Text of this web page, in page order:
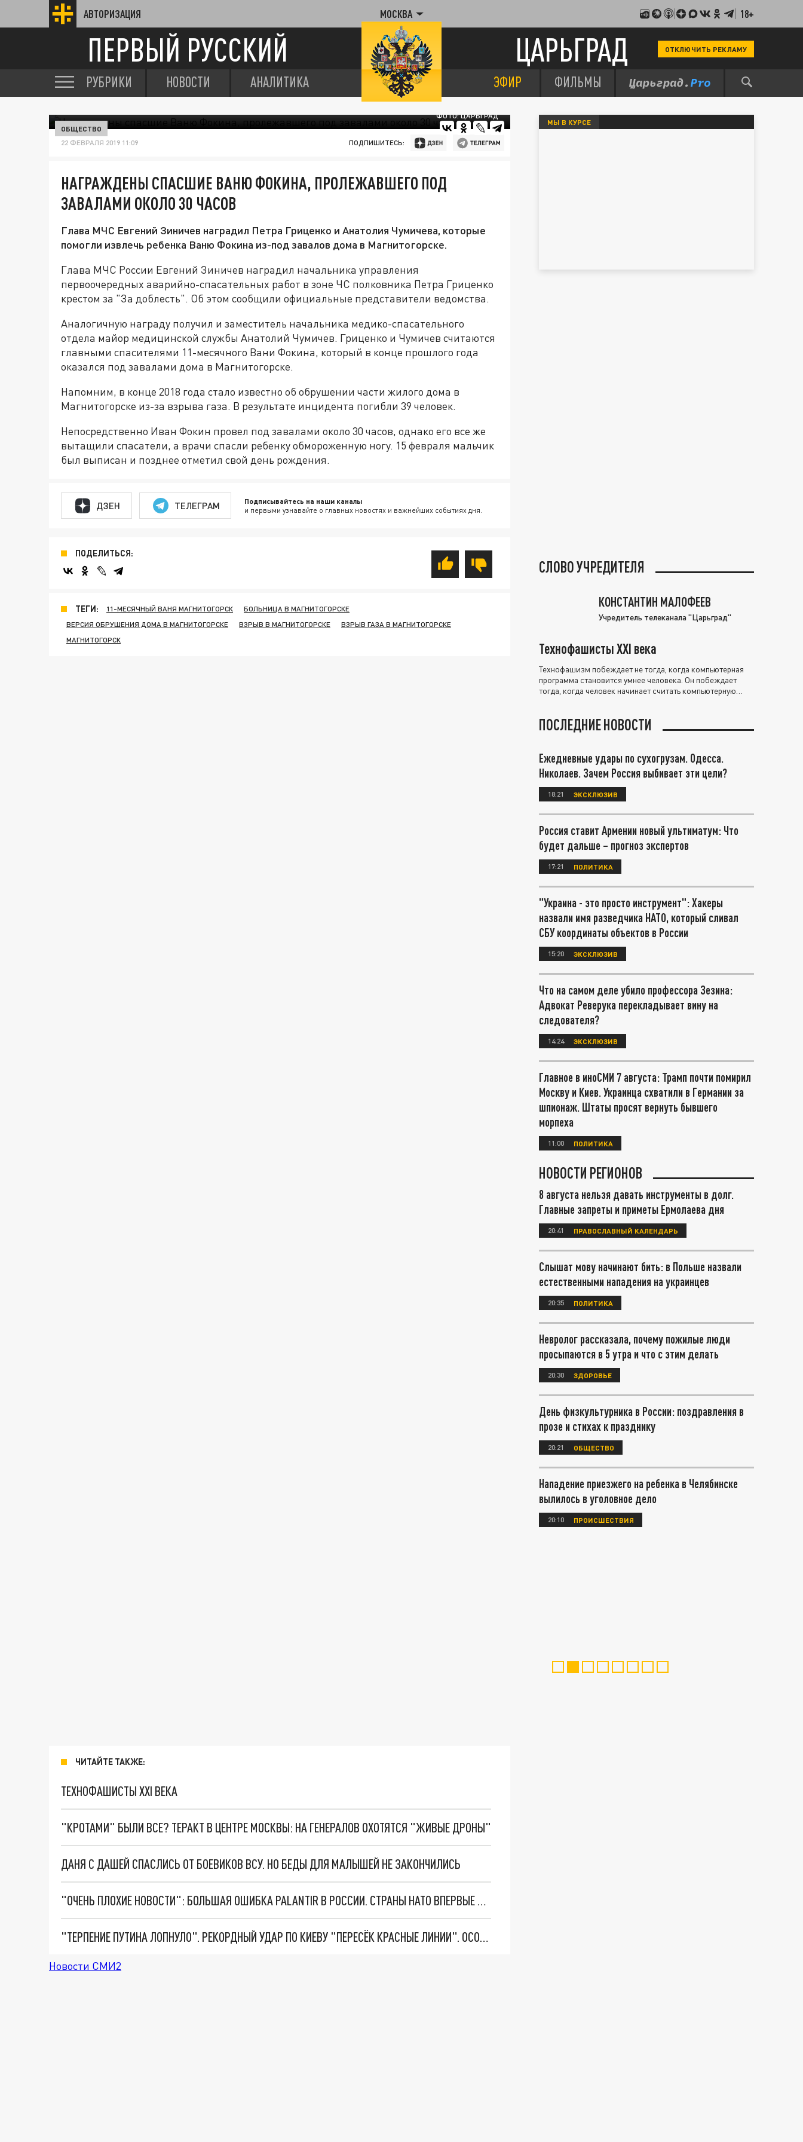
АВТОРИЗАЦИЯ МОСКВА 18+
ПЕРВЫЙ РУССКИЙ ЦАРЬГРАД ОТКЛЮЧИТЬ РЕКЛАМУ
РУБРИКИ НОВОСТИ АНАЛИТИКА ЭФИР ФИЛЬМЫ
ФОТО: ЦАРЬГРАД
ОБЩЕСТВО
22 ФЕВРАЛЯ 2019 11:09 ПОДПИШИТЕСЬ:
НАГРАЖДЕНЫ СПАСШИЕ ВАНЮ ФОКИНА, ПРОЛЕЖАВШЕГО ПОД
ЗАВАЛАМИ ОКОЛО 30 ЧАСОВ
Глава МЧС Евгений Зиничев наградил Петра Гриценко и Анатолия Чумичева, которые
помогли извлечь ребенка Ваню Фокина из-под завалов дома в Магнитогорске.
Глава МЧС России Евгений Зиничев наградил начальника управления
первоочередных аварийно-спасательных работ в зоне ЧС полковника Петра Гриценко
крестом за "За доблесть". Об этом сообщили официальные представители ведомства.
Аналогичную награду получил и заместитель начальника медико-спасательного
отдела майор медицинской службы Анатолий Чумичев. Гриценко и Чумичев считаются
главными спасителями 11-месячного Вани Фокина, который в конце прошлого года
оказался под завалами дома в Магнитогорске.
Напомним, в конце 2018 года стало известно об обрушении части жилого дома в
Магнитогорске из-за взрыва газа. В результате инцидента погибли 39 человек.
Непосредственно Иван Фокин провел под завалами около 30 часов, однако его все же
вытащили спасатели, а врачи спасли ребенку обмороженную ногу. 15 февраля мальчик
был выписан и позднее отметил свой день рождения.
ДЗЕН ТЕЛЕГРАМ Подписывайтесь на наши каналы
и первыми узнавайте о главных новостях и важнейших событиях дня.
ПОДЕЛИТЬСЯ:
ТЕГИ: 11-МЕСЯЧНЫЙ ВАНЯ МАГНИТОГОРСК
БОЛЬНИЦА В МАГНИТОГОРСКЕ
ВЕРСИЯ ОБРУШЕНИЯ ДОМА В МАГНИТОГОРСКЕ
ВЗРЫВ В МАГНИТОГОРСКЕ
ВЗРЫВ ГАЗА В МАГНИТОГОРСКЕ
МАГНИТОГОРСК
ЧИТАЙТЕ ТАКЖЕ:
ТЕХНОФАШИСТЫ XXI ВЕКА
"КРОТАМИ" БЫЛИ ВСЕ? ТЕРАКТ В ЦЕНТРЕ МОСКВЫ: НА ГЕНЕРАЛОВ ОХОТЯТСЯ "ЖИВЫЕ ДРОНЫ"
ДАНЯ С ДАШЕЙ СПАСЛИСЬ ОТ БОЕВИКОВ ВСУ. НО БЕДЫ ДЛЯ МАЛЫШЕЙ НЕ ЗАКОНЧИЛИСЬ
"ОЧЕНЬ ПЛОХИЕ НОВОСТИ": БОЛЬШАЯ ОШИБКА PALANTIR В РОССИИ. СТРАНЫ НАТО ВПЕРВЫЕ ЗА СВО ОСТАНОВИЛИ ПОСТАВКИ ОРУЖИЯ. ВСУ ТЕРЯЮТ ПРИГРАНИЧЬЕ?
"ТЕРПЕНИЕ ПУТИНА ЛОПНУЛО". РЕКОРДНЫЙ УДАР ПО КИЕВУ "ПЕРЕСЁК КРАСНЫЕ ЛИНИИ". ОСОБЫЕ СПЕЦЫ КНДР НА ЛБС? ТАЙНЫЕ ПЕРЕГОВОРЫ ЕВРОПЫ И МОСКВЫ
Новости СМИ2
МЫ В КУРСЕ
СЛОВО УЧРЕДИТЕЛЯ
КОНСТАНТИН МАЛОФЕЕВ
Учредитель телеканала "Царьград"
Технофашисты XXI века
Технофашизм побеждает не тогда, когда компьютерная
программа становится умнее человека. Он побеждает
тогда, когда человек начинает считать компьютерную
ПОСЛЕДНИЕ НОВОСТИ
Ежедневные удары по сухогрузам. Одесса.
Николаев. Зачем Россия выбивает эти цели?
18:21 ЭКСКЛЮЗИВ
Россия ставит Армении новый ультиматум: Что
будет дальше – прогноз экспертов
17:21 ПОЛИТИКА
"Украина - это просто инструмент": Хакеры
назвали имя разведчика НАТО, который сливал
СБУ координаты объектов в России
15:20 ЭКСКЛЮЗИВ
Что на самом деле убило профессора Зезина:
Адвокат Реверука перекладывает вину на
следователя?
14:24 ЭКСКЛЮЗИВ
Главное в иноСМИ 7 августа: Трамп почти помирил
Москву и Киев. Украинца схватили в Германии за
шпионаж. Штаты просят вернуть бывшего
морпеха
11:00 ПОЛИТИКА
НОВОСТИ РЕГИОНОВ
8 августа нельзя давать инструменты в долг.
Главные запреты и приметы Ермолаева дня
20:41 ПРАВОСЛАВНЫЙ КАЛЕНДАРЬ
Слышат мову начинают бить: в Польше назвали
естественными нападения на украинцев
20:35 ПОЛИТИКА
Невролог рассказала, почему пожилые люди
просыпаются в 5 утра и что с этим делать
20:30 ЗДОРОВЬЕ
День физкультурника в России: поздравления в
прозе и стихах к празднику
20:21 ОБЩЕСТВО
Нападение приезжего на ребенка в Челябинске
вылилось в уголовное дело
20:10 ПРОИСШЕСТВИЯ